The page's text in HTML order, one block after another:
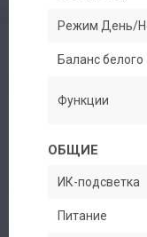
Режим День/
Баланс белого
Функции
ОБЩИЕ
ИК-подсветка
Питание